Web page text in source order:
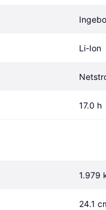
Li-Ion
17.0 h
1.979
24.1